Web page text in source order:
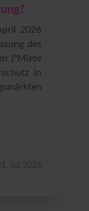
2026
des
("Miete
in
Jul 2026